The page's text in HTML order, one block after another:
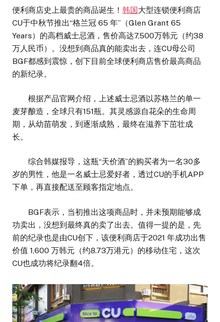
便利商店史上最贵的商品诞生！ 韩国大型连锁便利商店
CU于中秋节推出“格兰冠 65 年”（Glen Grant 65
Years）的高档威士忌酒，售价高达7,500万韩元（约38
万人民币）。没想到商品真的能卖出去，连CU母公司
BGF都感到震惊，创下目前全球便利商店售价最高商品
的新纪录。
根据产品官网介绍，上述威士忌酒以苏格兰的单一
麦芽酿造，全球只有151瓶。其灵感源自花朵的生命周
期，从幼苗萌发，到逐渐成熟，最终在滋养下茁壮成
长。
综合韩媒报导，这瓶“天价酒”的购买者为一名30多
岁的男性，他是一名威士忌爱好者，透过CU的手机APP
下单，再直接配送至顾客指定地点。
BGF表示，当初推出这项商品时，并未预期能够成
功卖出，没想到最终真的卖了出去。值得一提的是，先
前的纪录也是由CU创下，该便利商店于2021 年成功出售
价值 1,600 万韩元（约8.73万港元）的移动住宅，这次
CU也成功将纪录翻4倍。